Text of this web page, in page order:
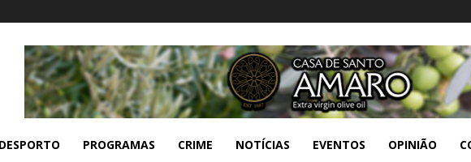
DESPORTO PROGRAMAS CRIME NOTÍCIAS EVENTOS OPINIÃO